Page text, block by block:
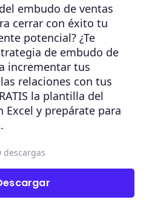
embudo de ventas
cerrar con éxito tu
potencial? ¿Te
de embudo de
incrementar tus
relaciones con tus
la plantilla del
Excel y prepárate para
descargas